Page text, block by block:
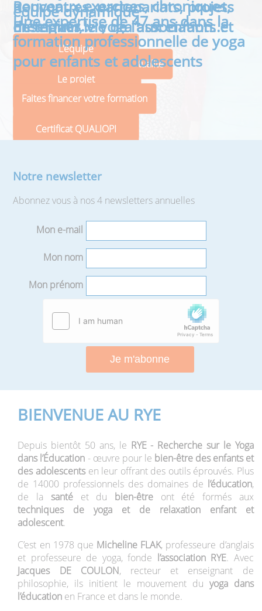
Enseigner le yoga aux enfants et
aux adolescents
Découvrez notre catalogue
Rencontres, partenariats, projets
de terrain, vie de l’association...
Retrouvez notre dernière actualité
nouveaux exercices, chroniques,
mémoires…
Exercices
Mémoires
Chroniques
équipe dynamique
L'équipe
Le projet
Une expertise de 47 ans dans la
formation professionnelle de yoga
pour enfants et adolescents
Faites financer votre formation
Certificat QUALIOPI
Notre newsletter
Abonnez vous à nos 4 newsletters annuelles
Mon e-mail
Mon nom
Mon prénom
BIENVENUE AU RYE
Depuis bientôt 50 ans, le RYE - Recherche sur le Yoga
dans l’Éducation - œuvre pour le bien-être des enfants et
des adolescentsen leur offrant des outils éprouvés. Plus
de 14000 professionnels des domaines de l’éducation,
de la santéet du bien-êtreont été formés aux
techniques de yoga et de relaxation enfant et
adolescent.
C’est en 1978 que Micheline FLAK, professeure d’anglais
et professeure de yoga, fonde l’association RYE. Avec
Jacques DE COULON, recteur et enseignant de
philosophie, ils initient le mouvement du yoga dans
l’éducation en France et dans le monde.